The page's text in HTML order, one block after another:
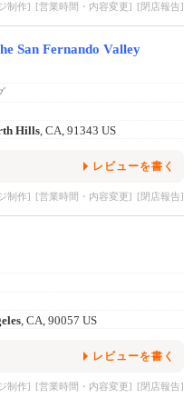
制作] [営業時間・内容変更] [閉店報告]
San Fernando Valley
Hills, CA, 91343 US
レビューを書く
制作] [営業時間・内容変更] [閉店報告]
, CA, 90057 US
レビューを書く
制作] [営業時間・内容変更] [閉店報告]